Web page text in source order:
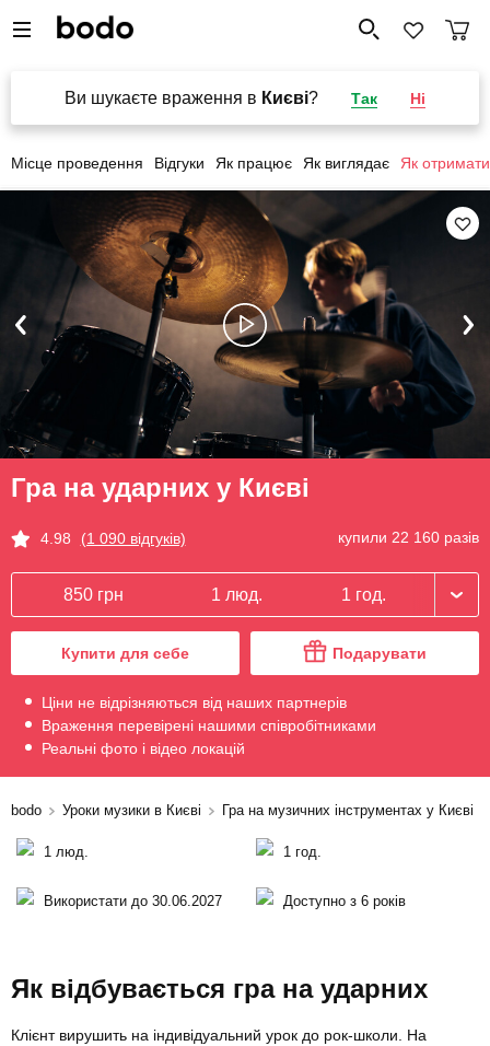
Ви шукаєте враження в Києві? Так Ні
Місце проведення Відгуки Як працює Як виглядає Як отримати
Гра на ударних у Києві
4.98 (1 090 відгуків) купили 22 160 разів
850 грн 1 люд. 1 год.
Купити для себе Подарувати
Ціни не відрізняються від наших партнерів
Враження перевірені нашими співробітниками
Реальні фото і відео локацій
bodo Уроки музики в Києві Гра на музичних інструментах у Києві
1 люд. 1 год.
Використати до 30.06.2027 Доступно з 6 років
Як відбувається гра на ударних
Клієнт вирушить на індивідуальний урок до рок-школи. На